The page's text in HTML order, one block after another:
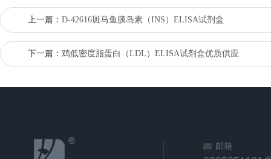
上一篇： D-42616斑马鱼胰岛素（INS）ELISA试剂盒
下一篇： 鸡低密度脂蛋白（LDL）ELISA试剂盒优质供应
邮箱